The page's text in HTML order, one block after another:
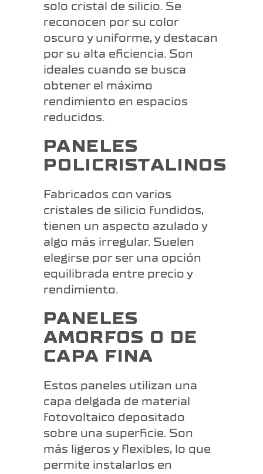
solo cristal de silicio. Se
reconocen por su color
oscuro y uniforme, y destacan
por su alta eficiencia. Son
ideales cuando se busca
obtener el máximo
rendimiento en espacios
reducidos.
PANELES
POLICRISTALINOS
Fabricados con varios
cristales de silicio fundidos,
tienen un aspecto azulado y
algo más irregular. Suelen
elegirse por ser una opción
equilibrada entre precio y
rendimiento.
PANELES
AMORFOS O DE
CAPA FINA
Estos paneles utilizan una
capa delgada de material
fotovoltaico depositado
sobre una superficie. Son
más ligeros y flexibles, lo que
permite instalarlos en